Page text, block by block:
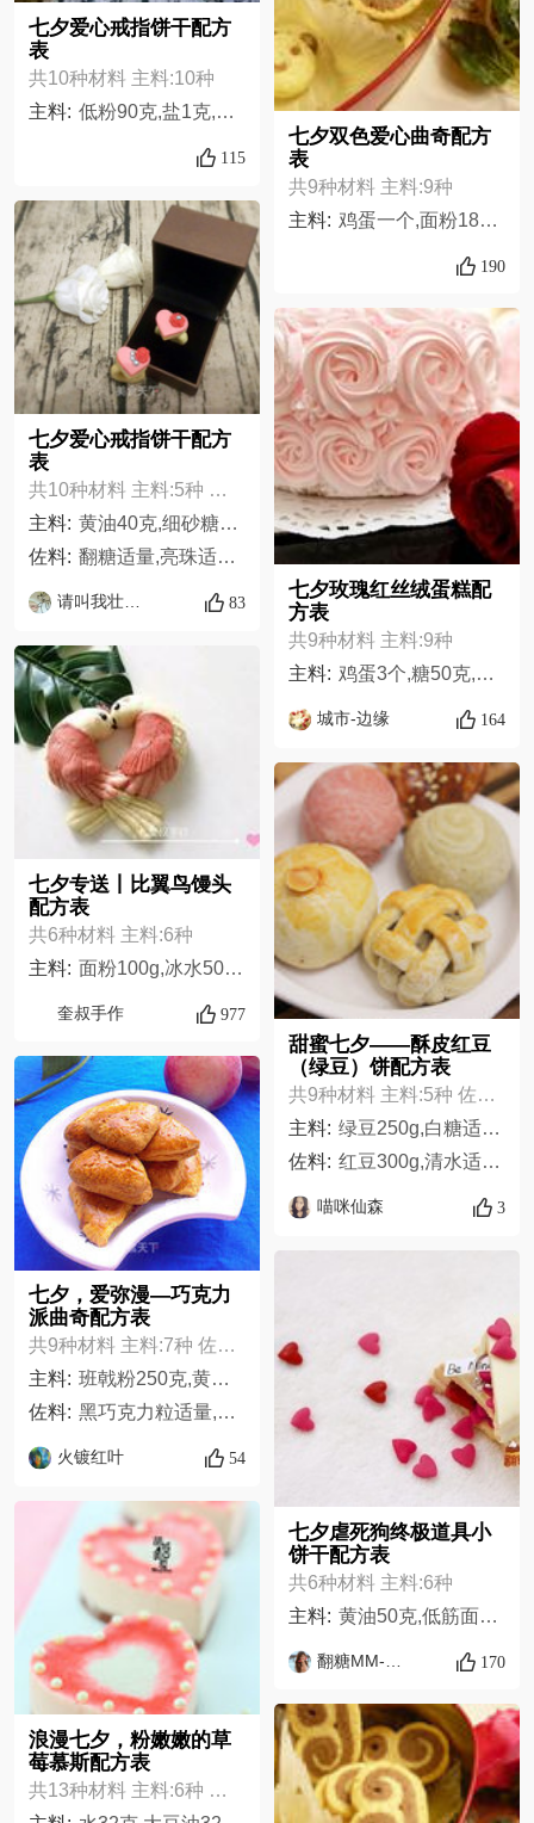
七夕爱心戒指饼干配方
表
共10种材料 主料:10种
主料: 低粉90克,盐1克,黄油40克,细砂糖30克,鸡蛋3分之一个,红色干佩斯少许,亮珠数个,粉色素少许,巧克力少许,翻糖膏适量
115
七夕爱心戒指饼干配方
表
共10种材料 主料:5种 佐料:5种
主料: 黄油40克,细砂糖30克,盐1克,低粉90克,鸡蛋3分之一
佐料: 翻糖适量,亮珠适量,色素少许,巧克力少许,干佩斯少许
请叫我壮壮妈 83
七夕专送丨比翼鸟馒头
配方表
共6种材料 主料:6种
主料: 面粉100g,冰水50g,干酵母.g,红曲粉适量,竹炭粉适量,椰子油1g
奎叔手作 977
七夕，爱弥漫—巧克力
派曲奇配方表
共9种材料 主料:7种 佐料:2种
主料: 班戟粉250克,黄油90克,盐1克,糖30克,泡打粉1克,冷水3大匙,蛋液30克
佐料: 黑巧克力粒适量,表面蛋液适量
火镀红叶 54
浪漫七夕，粉嫩嫩的草
莓慕斯配方表
共13种材料 主料:6种 佐料:7种
七夕双色爱心曲奇配方
表
共9种材料 主料:9种
主料: 鸡蛋一个,面粉180g,巧克力粉20g,黄油100g,盐少许,白砂糖三大勺,绿茶粉5g,奶粉少许,炼奶少许,
190
七夕玫瑰红丝绒蛋糕配
方表
共9种材料 主料:9种
主料: 鸡蛋3个,糖50克,低粉65克,玉米淀粉15克,体态咖啡牛奶65克可可粉,可可粉25-30克,黑巧克力20克,红曲粉10克,柠檬汁塔塔粉盐适量,
城市-边缘 164
甜蜜七夕——酥皮红豆
（绿豆）饼配方表
共9种材料 主料:5种 佐料:4种
主料: 绿豆250g,白糖适量,普通面粉400g+300g,玉米油87g+150g,沸水228g,
佐料: 红豆300g,清水适量,麦芽糖26g,盐少许
喵咪仙森 3
七夕虐死狗终极道具小
饼干配方表
共6种材料 主料:6种
主料: 黄油50克,低筋面粉115克,糖粉50克,鸡蛋40克,白巧克力100克,桃心装饰糖适量,
翻糖MM-白之猫猫 170